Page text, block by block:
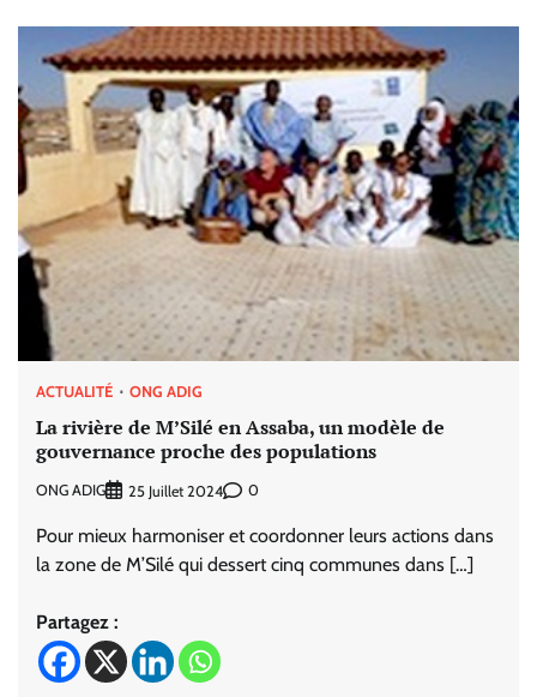
ACTUALITÉ ONG ADIG
La rivière de M’Silé en Assaba, un modèle de
gouvernance proche des populations
ONG ADIG 25 Juillet 2024 0
Pour mieux harmoniser et coordonner leurs actions dans
la zone de M’Silé qui dessert cinq communes dans […]
Partagez :